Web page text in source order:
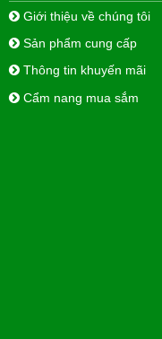
Giới thiệu về chúng tôi
Sản phẩm cung cấp
Thông tin khuyến mãi
Cẩm nang mua sắm